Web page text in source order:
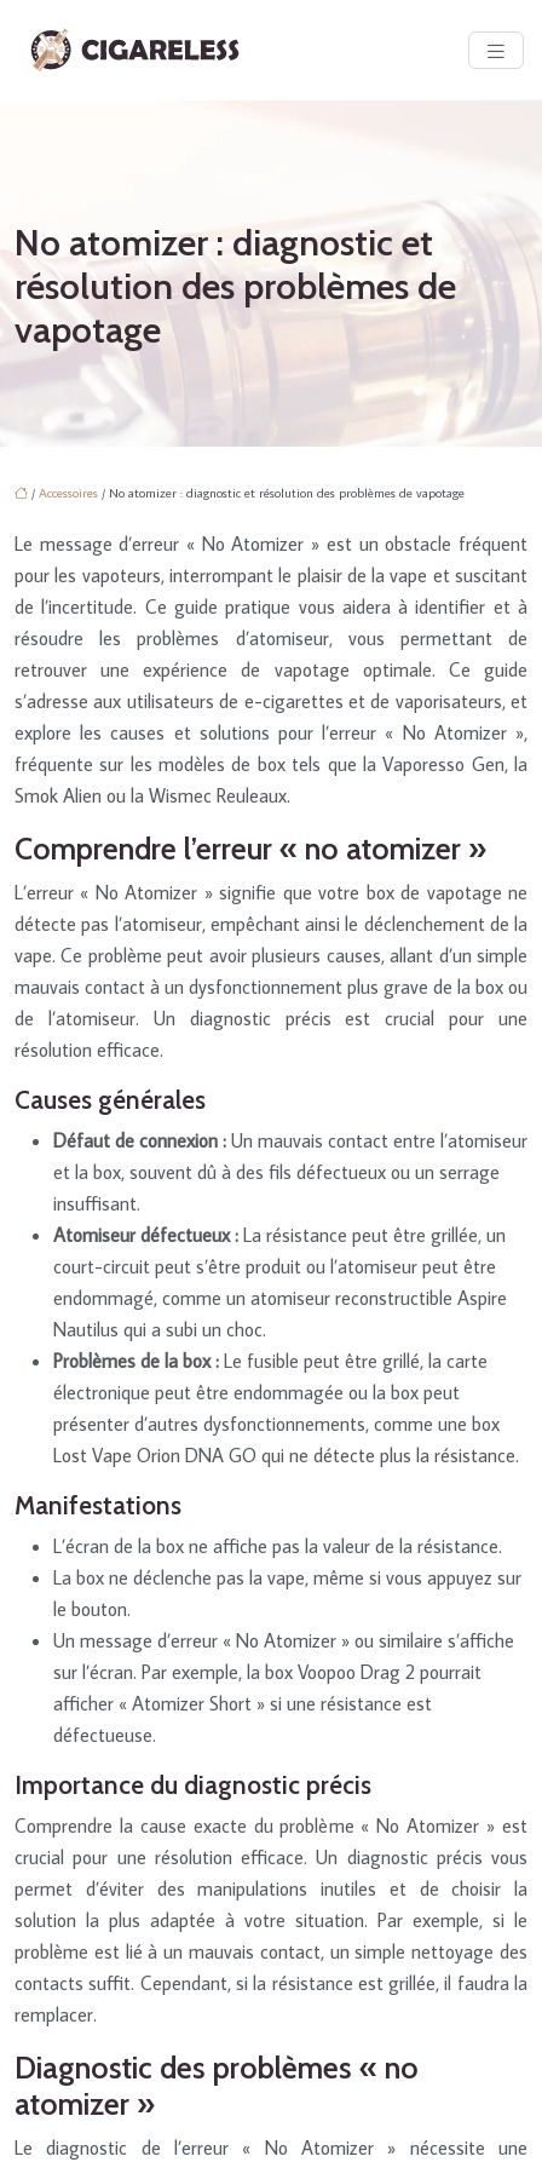
No atomizer : diagnostic et
résolution des problèmes de
vapotage
/ Accessoires / No atomizer : diagnostic et résolution des problèmes de vapotage
Le message d’erreur « No Atomizer » est un obstacle fréquent
pour les vapoteurs, interrompant le plaisir de la vape et suscitant
de l’incertitude. Ce guide pratique vous aidera à identifier et à
résoudre les problèmes d’atomiseur, vous permettant de
retrouver une expérience de vapotage optimale. Ce guide
s’adresse aux utilisateurs de e-cigarettes et de vaporisateurs, et
explore les causes et solutions pour l’erreur « No Atomizer »,
fréquente sur les modèles de box tels que la Vaporesso Gen, la
Smok Alien ou la Wismec Reuleaux.
Comprendre l’erreur « no atomizer »
L’erreur « No Atomizer » signifie que votre box de vapotage ne
détecte pas l’atomiseur, empêchant ainsi le déclenchement de la
vape. Ce problème peut avoir plusieurs causes, allant d’un simple
mauvais contact à un dysfonctionnement plus grave de la box ou
de l’atomiseur. Un diagnostic précis est crucial pour une
résolution efficace.
Causes générales
Défaut de connexion : Un mauvais contact entre l’atomiseur
et la box, souvent dû à des fils défectueux ou un serrage
insuffisant.
Atomiseur défectueux : La résistance peut être grillée, un
court-circuit peut s’être produit ou l’atomiseur peut être
endommagé, comme un atomiseur reconstructible Aspire
Nautilus qui a subi un choc.
Problèmes de la box : Le fusible peut être grillé, la carte
électronique peut être endommagée ou la box peut
présenter d’autres dysfonctionnements, comme une box
Lost Vape Orion DNA GO qui ne détecte plus la résistance.
Manifestations
L’écran de la box ne affiche pas la valeur de la résistance.
La box ne déclenche pas la vape, même si vous appuyez sur
le bouton.
Un message d’erreur « No Atomizer » ou similaire s’affiche
sur l’écran. Par exemple, la box Voopoo Drag 2 pourrait
afficher « Atomizer Short » si une résistance est
défectueuse.
Importance du diagnostic précis
Comprendre la cause exacte du problème « No Atomizer » est
crucial pour une résolution efficace. Un diagnostic précis vous
permet d’éviter des manipulations inutiles et de choisir la
solution la plus adaptée à votre situation. Par exemple, si le
problème est lié à un mauvais contact, un simple nettoyage des
contacts suffit. Cependant, si la résistance est grillée, il faudra la
remplacer.
Diagnostic des problèmes « no
atomizer »
Le diagnostic de l’erreur « No Atomizer » nécessite une